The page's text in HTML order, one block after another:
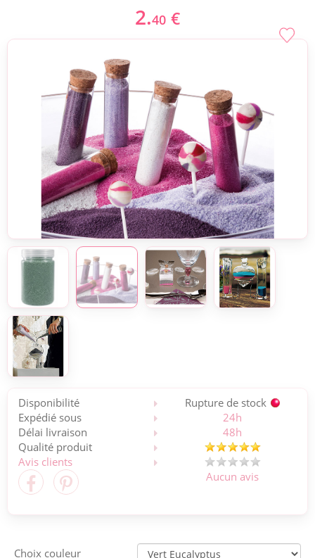
2.40 €
Disponibilité
Rupture de stock
Expédié sous
24h
Délai livraison
48h
Qualité produit
Avis clients
Aucun avis
Choix couleur